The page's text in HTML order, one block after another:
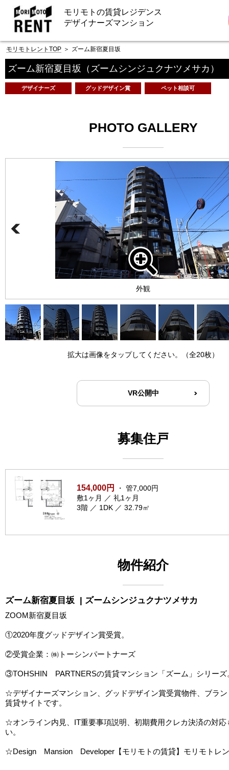
モリモトの賃貸レジデンス
デザイナーズマンション
モリモトレントTOP ＞ ズーム新宿夏目坂
ズーム新宿夏目坂 （ズームシンジュクナツメサカ）
デザイナーズ グッドデザイン賞 ペット相談可
PHOTO GALLERY
外観
拡大は画像をタップしてください。（全20枚）
VR公開中
募集住戸
154,000円
・ 管7,000円
敷1ヶ月 ／ 礼1ヶ月
3階 ／ 1DK ／ 32.79㎡
物件紹介
ズーム新宿夏目坂 | ズームシンジュクナツメサカ
ZOOM新宿夏目坂
①2020年度グッドデザイン賞受賞。
②受賞企業：㈱トーシンパートナーズ
③TOHSHIN PARTNERSの賃貸マンション「ズーム」シリーズ
☆デザイナーズマンション、グッドデザイン賞受賞物件、ブラ
賃貸サイトです。
☆オンライン内見、IT重要事項説明、初期費用クレカ決済の対応
い。
☆Design Mansion Developer【モリモトの賃貸】モリモトレ